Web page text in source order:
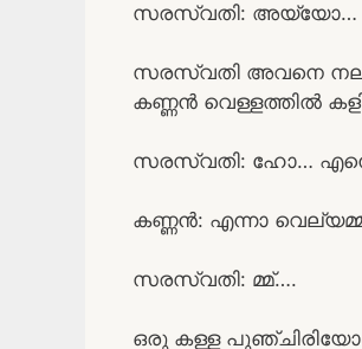
സരസ്വതി: അയ്യോ…
സരസ്വതി അവനെ
കണ്ണൻ വെള്ളത്തിൽ
സരസ്വതി: ഹോ…
കണ്ണൻ: എന്നാ
സരസ്വതി: മ്മ്….
ഒരു കള്ള